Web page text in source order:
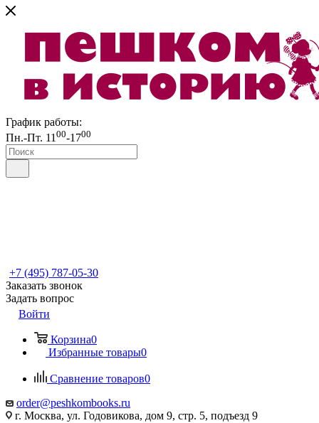
График работы:
Пн.-Пт. 11 00-1700
+7 (495) 787-05-30
Заказать звонок
Задать вопрос
Войти
Корзина0
Избранные товары0
Сравнение товаров0
order@peshkombooks.ru
г. Москва, ул. Годовикова, дом 9, стр. 5, подъезд 9